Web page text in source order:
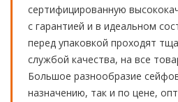
сертифицированную
с гарантией и в идеальном
перед упаковкой проходят
службой качества, на все
Большое разнообразие
назначению, так и по цене,